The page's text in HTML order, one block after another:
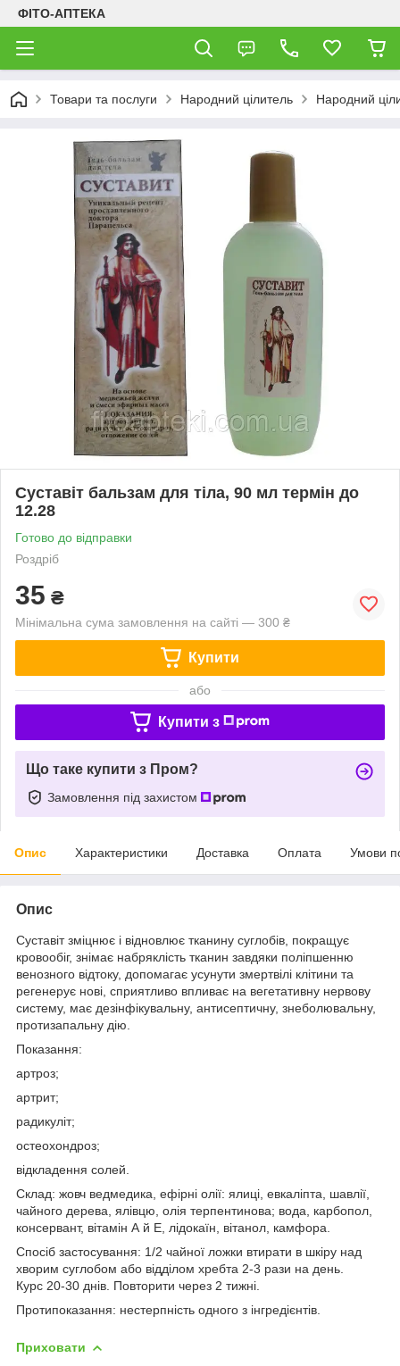
ФІТО-АПТЕКА
Товари та послуги Народний цілитель Народний
Суставіт бальзам для тіла, 90 мл термін до
12.28
Готово до відправки
Роздріб
35 ₴
Мінімальна сума замовлення на сайті — 300 ₴
Купити
або
Купити з
Що таке купити з Пром?
Замовлення під захистом
Опис Характеристики Доставка Оплата Умови
Опис
Суставіт зміцнює і відновлює тканину суглобів, покращує
кровообіг, знімає набряклість тканин завдяки поліпшенню
венозного відтоку, допомагає усунути змертвілі клітини та
регенерує нові, сприятливо впливає на вегетативну нервову
систему, має дезінфікувальну, антисептичну, знеболювальну,
протизапальну дію.
Показання:
артроз;
артрит;
радикуліт;
остеохондроз;
відкладення солей.
Склад: жовч ведмедика, ефірні олії: ялиці, евкаліпта, шавлії,
чайного дерева, ялівцю, олія терпентинова; вода, карбопол,
консервант, вітамін А й Е, лідокаїн, вітанол, камфора.
Спосіб застосування: 1/2 чайної ложки втирати в шкіру над
хворим суглобом або відділом хребта 2-3 рази на день.
Курс 20-30 днів. Повторити через 2 тижні.
Протипоказання: нестерпність одного з інгредієнтів.
Приховати